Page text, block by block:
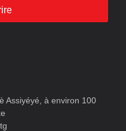
Assiyéyé, à environ 100